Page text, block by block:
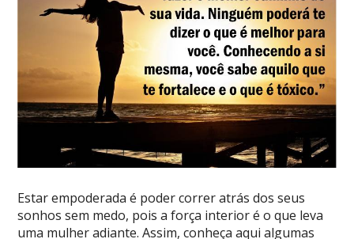
Estar empoderada é poder correr atrás dos seus
sonhos sem medo, pois a força interior é o que leva
uma mulher adiante. Assim, conheça aqui algumas